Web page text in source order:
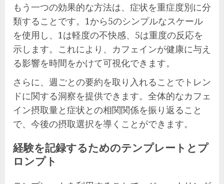
もう一つの効果的な方法は、症状を重症度別に分
類することです。1から5のシンプルなスケール
を使用し、1は軽度の不快感、5は重度の反応を
示します。これにより、カフェインが健康に与え
る影響を時間をかけて可視化できます。
さらに、週ごとの要約を取り入れることでトレン
ドに関する洞察を提供できます。全体的なカフェ
イン摂取量と症状との相関関係を振り返ること
で、今後の摂取選択を導くことができます。
経験を記録するためのテンプレートとプ
ロンプト